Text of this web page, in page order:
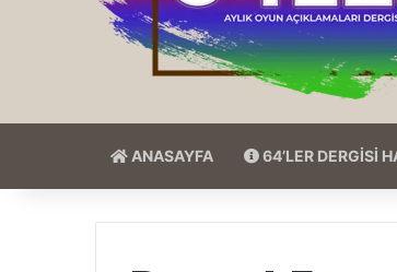
ANASAYFA 64’LER DERGİSİ